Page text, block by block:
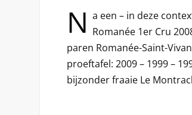
N a een – in deze
Romanée 1er Cru
paren Romanée-Saint-
proeftafel: 2009 – 1999 –
bijzonder fraaie Le